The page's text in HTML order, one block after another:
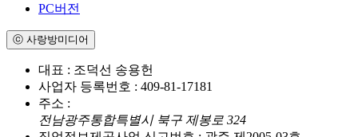
PC버전
ⓒ 사랑방미디어
대표 : 조덕선 송용헌
사업자 등록번호 : 409-81-17181
주소 :
전남광주통합특별시 북구 제봉로 324